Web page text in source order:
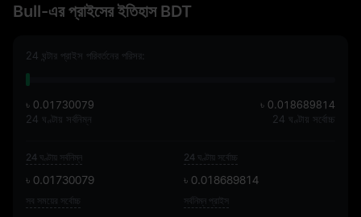
Bull-এর প্রাইসের ইতিহাস BDT
24 ঘন্টার প্রাইস পরিবর্তনের পরিসর:
৳ 0.01730079
24 ঘণ্টায় সর্বনিম্ন
৳ 0.018689814
24 ঘণ্টায় সর্বোচ্চ
24 ঘণ্টায় সর্বনিম্ন
৳ 0.01730079
24 ঘণ্টায় সর্বোচ্চ
৳ 0.018689814
সব সময়ের সর্বোচ্চ সর্বনিম্ন প্রাইস